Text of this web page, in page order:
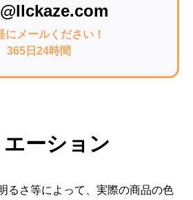
にメールください！
365日24時間
ーション
るさ等によって、実際の商品の色